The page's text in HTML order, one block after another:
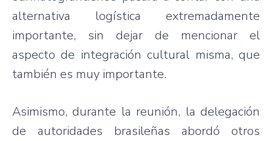
alternativa logística extremadamente
importante, sin dejar de mencionar el
aspecto de integración cultural misma, que
también es muy importante.
Asimismo, durante la reunión, la delegación
de autoridades brasileñas abordó otros